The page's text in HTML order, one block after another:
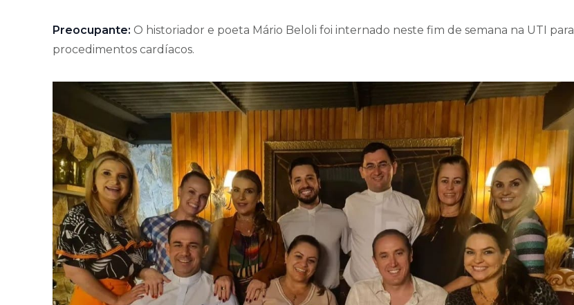
Preocupante: O historiador e poeta Mário Beloli foi internado neste fim de semana na UTI para
procedimentos cardíacos.